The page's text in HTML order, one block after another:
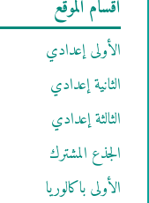
أقسام الموقع
الأولى إعدادي
الثانية إعدادي
الثالثة إعدادي
الجذع المشترك
الأولى باكالوريا